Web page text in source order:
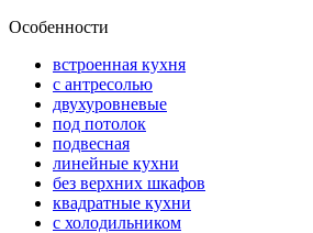
Особенности
встроенная кухня
с антресолью
двухуровневые
под потолок
подвесная
линейные кухни
без верхних шкафов
квадратные кухни
с холодильником